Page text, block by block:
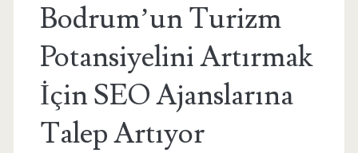
Bodrum’un Turizm
Potansiyelini Artırmak
İçin SEO Ajanslarına
Talep Artıyor